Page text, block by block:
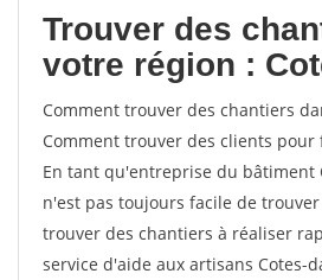
Trouver des
votre région :
Comment trouver des chantiers
Comment trouver des clients pour
En tant qu'entreprise du bâtiment
n'est pas toujours facile de
trouver des chantiers à réaliser
service d'aide aux artisans Cotes-